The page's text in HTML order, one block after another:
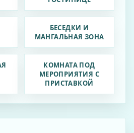
БЕСЕДКИ И
МАНГАЛЬНАЯ ЗОНА
КОМНАТА ПОД
МЕРОПРИЯТИЯ С
ПРИСТАВКОЙ